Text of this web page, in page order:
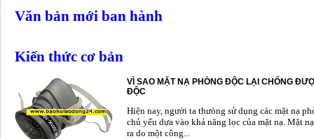
Văn bản mới ban hành
Kiến thức cơ bản
VÌ SAO MẶT NẠ PHÒNG ĐỘC LẠI CHỐNG
ĐỘC
Hiện nay, người ta thưòng sử dụng các mặt nạ
chủ yếu dựa vào khả năng lọc của mặt nạ. Mặt
ra do một công...